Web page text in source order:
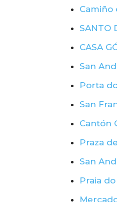
Camiño
SANTO
CASA
San
Porta
San
Cantón
Praza
San
Praia